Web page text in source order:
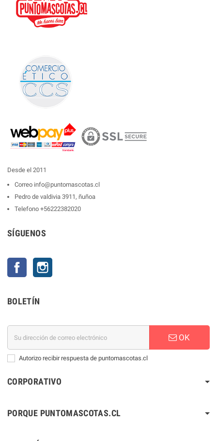
Desde el 2011
Correo info@puntomascotas.cl
Pedro de valdivia 3911, ñuñoa
Telefono +56222382020
SÍGUENOS
Facebook
BOLETÍN
OK
Autorizo recibir respuesta de puntomascotas.cl
CORPORATIVO
PORQUE PUNTOMASCOTAS.CL